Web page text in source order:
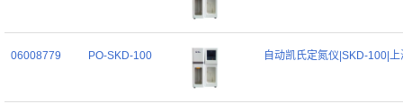
06008779 PO-SKD-100 自动凯氏定氮仪|SKD-100|上